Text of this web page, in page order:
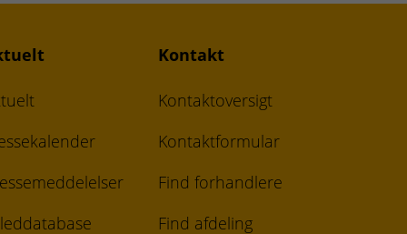
Kontakt
Kontaktoversigt
Kontaktformular
Find forhandlere
Find afdeling